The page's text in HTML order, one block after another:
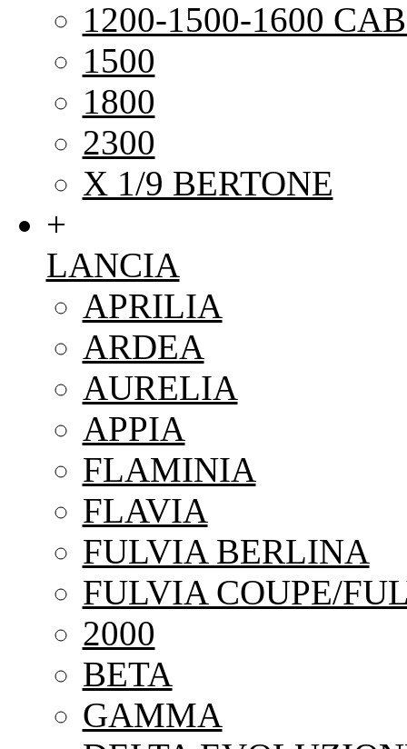
1200-1500-1600
1500
1800
2300
X 1/9 BERTONE
+
LANCIA
APRILIA
ARDEA
AURELIA
APPIA
FLAMINIA
FLAVIA
FULVIA BERLINA
FULVIA COUPE/
2000
BETA
GAMMA